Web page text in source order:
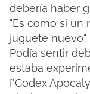
debería haber
"Es como si un
juguete nuevo".
Podía sentir
estaba
['Codex